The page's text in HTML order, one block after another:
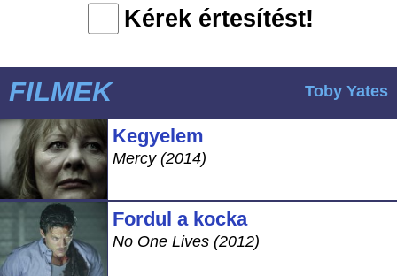
Kérek értesítést!
FILMEK Toby Yates
Kegyelem
Mercy (2014)
Fordul a kocka
No One Lives (2012)